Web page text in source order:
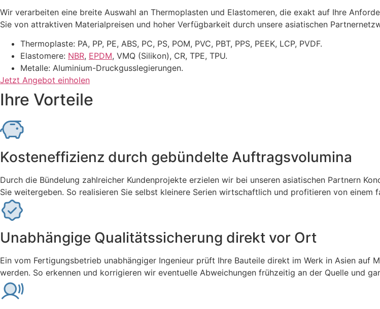
Wir verarbeiten eine breite Auswahl an Thermoplasten und Elastomeren, die exakt auf Ihre
Sie von attraktiven Materialpreisen und hoher Verfügbarkeit durch unsere asiatischen
Thermoplaste: PA, PP, PE, ABS, PC, PS, POM, PVC, PBT, PPS, PEEK, LCP, PVDF.
Elastomere: NBR, EPDM, VMQ (Silikon), CR, TPE, TPU.
Metalle: Aluminium-Druckgusslegierungen.
Jetzt Angebot einholen
Ihre Vorteile
Kosteneffizienz durch gebündelte Auftragsvolumina
Durch die Bündelung zahlreicher Kundenprojekte erzielen wir bei unseren asiatischen Partnern
Sie weitergeben. So realisieren Sie selbst kleinere Serien wirtschaftlich und profitieren von
Unabhängige Qualitätssicherung direkt vor Ort
Ein vom Fertigungsbetrieb unabhängiger Ingenieur prüft Ihre Bauteile direkt im Werk in Asien auf
werden. So erkennen und korrigieren wir eventuelle Abweichungen frühzeitig an der Quelle und